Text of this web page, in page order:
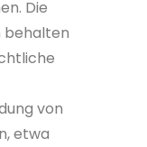
Die
behalten
von
etwa